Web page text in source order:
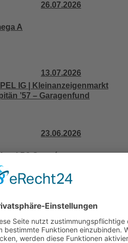
26.07.2026
A
13.07.2026
’57 – Garagenfund
23.06.2026
P2 Coupé
08.06.2026
Opel Diplomat B V8